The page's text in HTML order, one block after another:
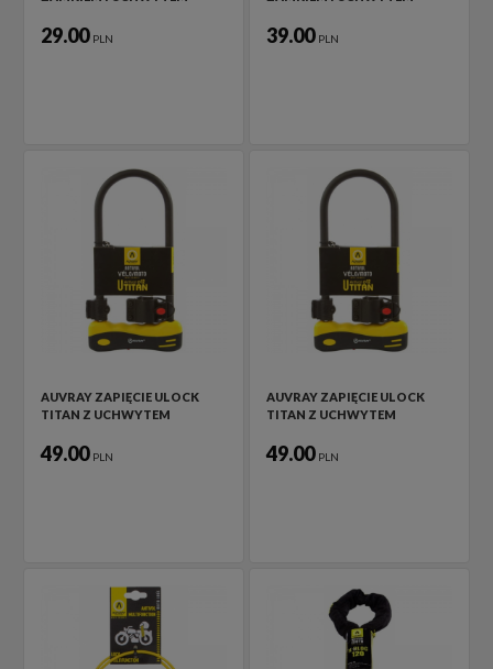
29.00 PLN 39.00 PLN
AUVRAY ZAPIĘCIE ULOCK
TITAN Z UCHWYTEM
49.00 PLN
AUVRAY ZAPIĘCIE ULOCK
TITAN Z UCHWYTEM
49.00 PLN